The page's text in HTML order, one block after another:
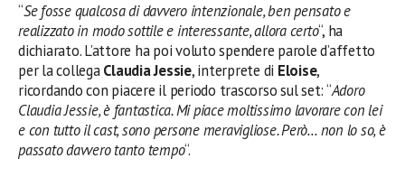
“Se fosse qualcosa di davvero intenzionale, ben pensato e
realizzato in modo sottile e interessante, allora certo“, ha
dichiarato. L’attore ha poi voluto spendere parole d’affetto
per la collegaClaudia Jessie, interprete di Eloise,
ricordando con piacere il periodo trascorso sul set: “Adoro
Claudia Jessie, è fantastica. Mi piace moltissimo lavorare con lei
e con tutto il cast, sono persone meravigliose. Però… non lo so, è
passato davvero tanto tempo“.